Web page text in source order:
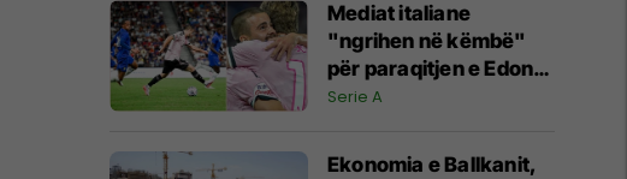
Mediat italiane
"ngrihen në këmbë"
për paraqitjen e Edon
Zhegrovës ndaj
Serie A
Ekonomia e Ballkanit,